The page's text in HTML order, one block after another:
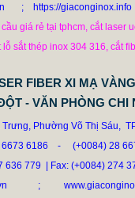
NẰM NGHIÊNG,
ĐẶT BỒN TINTA
; https://giaconginox.info
giá rẻ tại tphcm, cắt laser
sắt thép inox 304 316, cắt
FIBER XI MẠ
- VĂN PHÒNG CHI
Phường Võ Thị Sáu,
6186
-
(+0084) 28
636 779 | Fax: (+0084) 274
;